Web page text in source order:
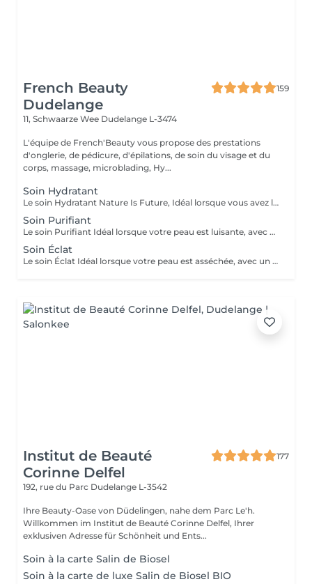
French Beauty
Dudelange
159
11, Schwaarze Wee Dudelange L-3474
L'équipe de French'Beauty vous propose des prestations
d'onglerie, de pédicure, d'épilations, de soin du visage et du
corps, massage, microblading, Hy...
Soin Hydratant
Le soin Hydratant Nature Is Future, Idéal lorsque vous avez la sensation de peau qui tire, d'inconfort, squames. Votre peau sera plus lumineuse et plus agréable.
Soin Purifiant
Le soin Purifiant Idéal lorsque votre peau est luisante, avec des boutons et/ou des points noirs. Votre peau sera purifiée, assainie et votre sécrétion de sébum régulée.
Soin Éclat
Le soin Éclat Idéal lorsque votre peau est asséchée, avec un teint terne, poches/cernes. Votre peau sera revitalisée, relipidée et décongestionnée et beaucoup plus éclatante !
Institut de Beauté
Corinne Delfel
177
192, rue du Parc Dudelange L-3542
Ihre Beauty-Oase von Düdelingen, nahe dem Parc Le'h.
Willkommen im Institut de Beauté Corinne Delfel, Ihrer
exklusiven Adresse für Schönheit und Ents...
Soin à la carte Salin de Biosel
Soin à la carte de luxe Salin de Biosel BIO